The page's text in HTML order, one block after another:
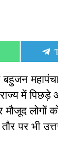
में पिछड़े
लोगों को
पर भी